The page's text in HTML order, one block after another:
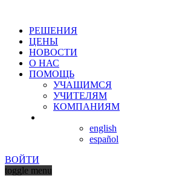
РЕШЕНИЯ
ЦЕНЫ
НОВОСТИ
О НАС
ПОМОЩЬ
УЧАЩИМСЯ
УЧИТЕЛЯМ
КОМПАНИЯМ
english
español
ВОЙТИ
toggle menu